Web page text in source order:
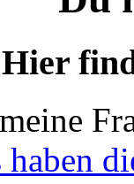
Hier
haben